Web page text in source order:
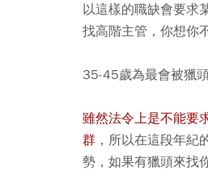
以這樣的職缺會要求
找高階主管，你想你
35-45歲為最會被獵
雖然法令上是不能要
群 ，所以在這段年
勢，如果有獵頭來找